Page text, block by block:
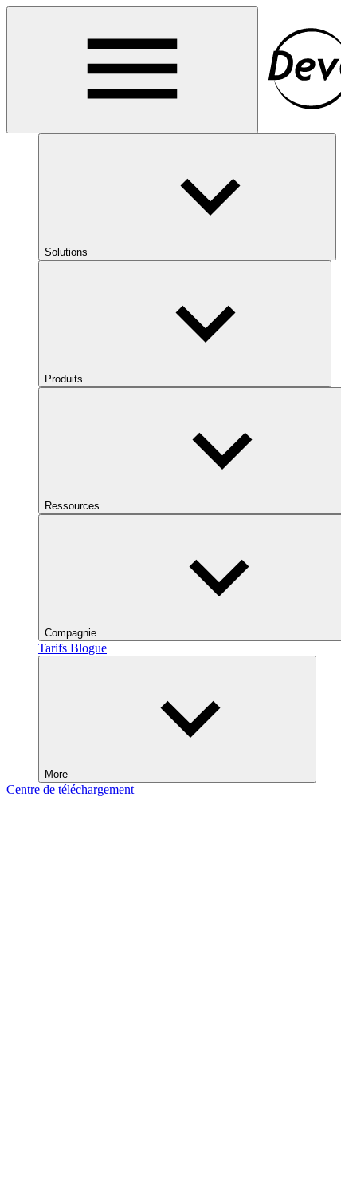
Solutions
Produits
Ressources
Compagnie
Tarifs Blogue
More
Centre de téléchargement